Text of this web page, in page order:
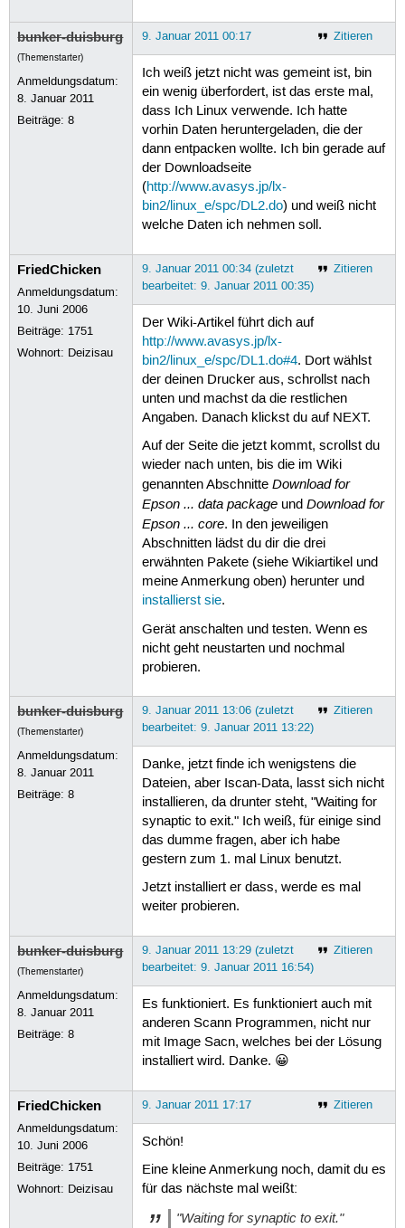
bunker-duisburg
(Themenstarter)
Anmeldungsdatum:
8. Januar 2011
Beiträge:8
Zitieren
9. Januar 2011 00:17
Ich weiß jetzt nicht was gemeint ist, bin
ein wenig überfordert, ist das erste mal,
dass Ich Linux verwende. Ich hatte
vorhin Daten heruntergeladen, die der
dann entpacken wollte. Ich bin gerade auf
der Downloadseite
(http://www.avasys.jp/lx-
bin2/linux_e/spc/DL2.do) und weiß nicht
welche Daten ich nehmen soll.
FriedChicken
Anmeldungsdatum:
10. Juni 2006
Beiträge: 1751
Wohnort: Deizisau
Zitieren
9. Januar 2011 00:34 (zuletzt
bearbeitet: 9. Januar 2011 00:35)
Der Wiki-Artikel führt dich auf
http://www.avasys.jp/lx-
bin2/linux_e/spc/DL1.do#4. Dort wählst
der deinen Drucker aus, schrollst nach
unten und machst da die restlichen
Angaben. Danach klickst du auf NEXT.
Auf der Seite die jetzt kommt, scrollst du
wieder nach unten, bis die im Wiki
genannten Abschnitte Download for
Epson ... data packageund Download for
Epson ... core. In den jeweiligen
Abschnitten lädst du dir die drei
erwähnten Pakete (siehe Wikiartikel und
meine Anmerkung oben) herunter und
installierst sie.
Gerät anschalten und testen. Wenn es
nicht geht neustarten und nochmal
probieren.
bunker-duisburg
(Themenstarter)
Anmeldungsdatum:
8. Januar 2011
Beiträge:8
Zitieren
9. Januar 2011 13:06 (zuletzt
bearbeitet: 9. Januar 2011 13:22)
Danke, jetzt finde ich wenigstens die
Dateien, aber Iscan-Data, lasst sich nicht
installieren, da drunter steht, "Waiting for
synaptic to exit." Ich weiß, für einige sind
das dumme fragen, aber ich habe
gestern zum 1. mal Linux benutzt.
Jetzt installiert er dass, werde es mal
weiter probieren.
bunker-duisburg
(Themenstarter)
Anmeldungsdatum:
8. Januar 2011
Beiträge:8
Zitieren
9. Januar 2011 13:29 (zuletzt
bearbeitet: 9. Januar 2011 16:54)
Es funktioniert. Es funktioniert auch mit
anderen Scann Programmen, nicht nur
mit Image Sacn, welches bei der Lösung
installiert wird. Danke. 😀
FriedChicken
Anmeldungsdatum:
10. Juni 2006
Beiträge: 1751
Wohnort: Deizisau
Zitieren
9. Januar 2011 17:17
Schön!
Eine kleine Anmerkung noch, damit du es
für das nächste mal weißt:
"Waiting for synaptic to exit."